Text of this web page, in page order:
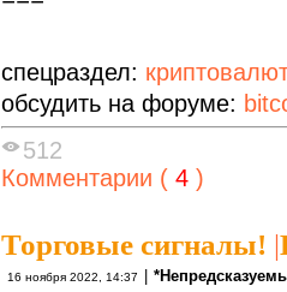
спецраздел:
обсудить на форуме:
512
Комментарии ( 4 )
Торговые сигналы! |
16 ноября 2022, 14:37